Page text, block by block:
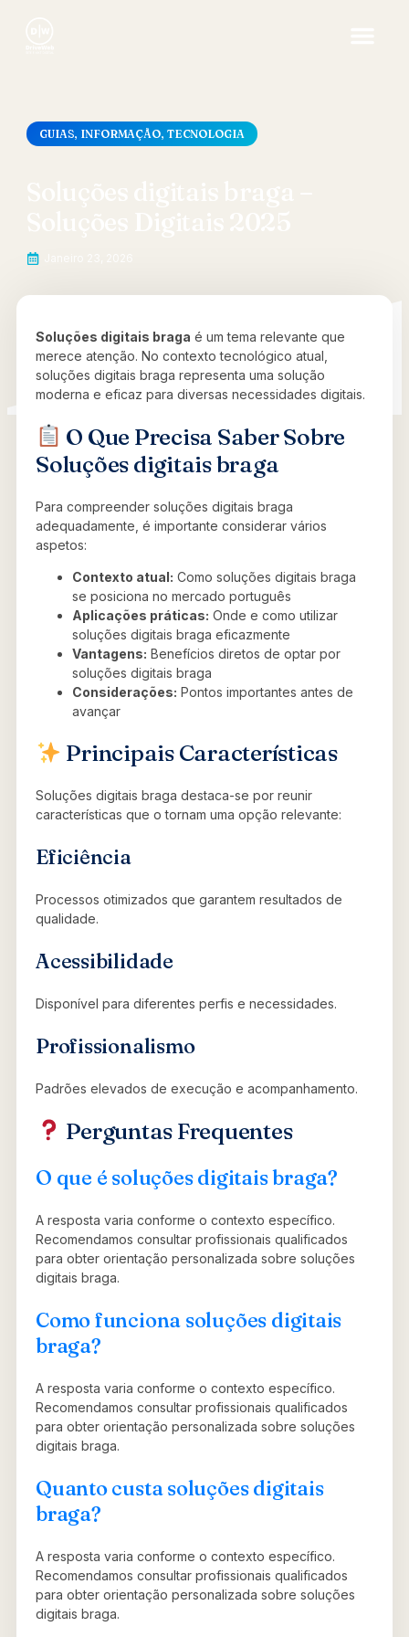
GUIAS, INFORMAÇÃO, TECNOLOGIA
Soluções digitais braga é um tema relevante que
merece atenção. No contexto tecnológico atual,
soluções digitais braga representa uma solução
moderna e eficaz para diversas necessidades digitais.
O Que Precisa Saber Sobre
Soluções digitais braga
Para compreender soluções digitais braga
adequadamente, é importante considerar vários
aspetos:
Contexto atual: Como soluções digitais braga
se posiciona no mercado português
Aplicações práticas: Onde e como utilizar
soluções digitais braga eficazmente
Vantagens: Benefícios diretos de optar por
soluções digitais braga
Considerações: Pontos importantes antes de
avançar
Principais Características
Soluções digitais braga destaca-se por reunir
características que o tornam uma opção relevante:
Eficiência
Processos otimizados que garantem resultados de
qualidade.
Acessibilidade
Disponível para diferentes perfis e necessidades.
Profissionalismo
Padrões elevados de execução e acompanhamento.
Perguntas Frequentes
O que é soluções digitais braga?
A resposta varia conforme o contexto específico.
Recomendamos consultar profissionais qualificados
para obter orientação personalizada sobre soluções
digitais braga.
Como funciona soluções digitais
braga?
A resposta varia conforme o contexto específico.
Recomendamos consultar profissionais qualificados
para obter orientação personalizada sobre soluções
digitais braga.
Quanto custa soluções digitais
braga?
A resposta varia conforme o contexto específico.
Recomendamos consultar profissionais qualificados
para obter orientação personalizada sobre soluções
digitais braga.